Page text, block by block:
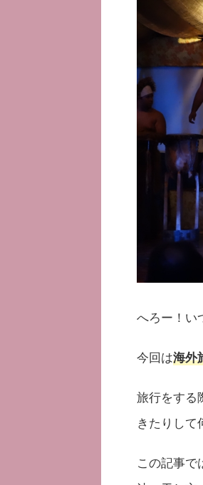
へろー！い
今回は海外
旅行をする
きたりして
この記事で